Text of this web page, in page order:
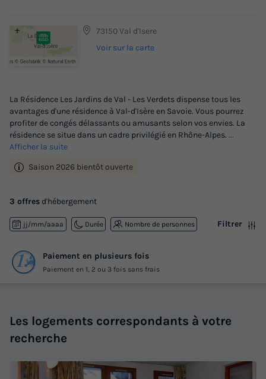
73150 Val d'Isere
Voir sur la carte
La Résidence Les Jardins de Val - Les Verdets dispense tous les
avantages d'une résidence à Val-d'Isère en Savoie. Vous pourrez
profiter de congés délassants ou amusants selon vos envies. La
résidence se situe dans un cadre privilégié en Rhône-Alpes. ...
Afficher la suite
Saison 2026 bientôt ouverte
3 offres d'hébergement
jj/mm/aaaa Durée Nombre de personnes Filtrer
Paiement en plusieurs fois
Paiement en 1, 2 ou 3 fois sans frais
Les logements correspondants à votre
recherche